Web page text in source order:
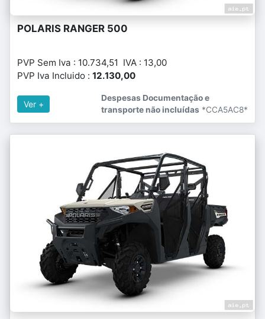
POLARIS RANGER 500
PVP Sem Iva : 10.734,51 IVA : 13,00
PVP Iva Incluido : 12.130,00
Ver +
Despesas Documentação e
transporte não incluídas *CCA5AC8*